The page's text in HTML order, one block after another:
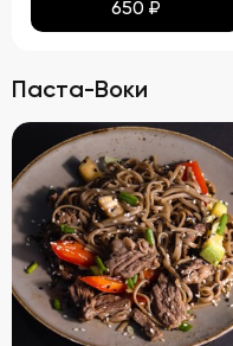
650 ₽
Паста-Воки